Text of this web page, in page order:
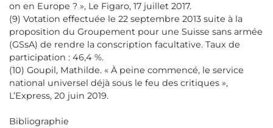
on en Europe ? », Le Figaro, 17 juillet 2017.
(9) Votation effectuée le 22 septembre 2013 suite à la
proposition du Groupement pour une Suisse sans armée
(GSsA) de rendre la conscription facultative. Taux de
participation : 46,4 %.
(10) Goupil, Mathilde. « À peine commencé, le service
national universel déjà sous le feu des critiques »,
L’Express, 20 juin 2019.
Bibliographie